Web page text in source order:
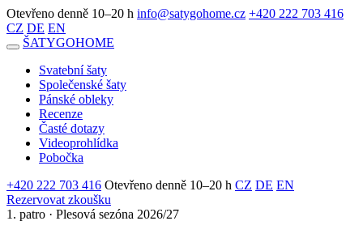
Otevřeno denně 10–20 h info@satygohome.cz +420 222 703 416
CZ DE EN
ŠATYGOHOME
Svatební šaty
Společenské šaty
Pánské obleky
Recenze
Časté dotazy
Videoprohlídka
Pobočka
+420 222 703 416 Otevřeno denně 10–20 h CZ DE EN
Rezervovat zkoušku
1. patro · Plesová sezóna 2026/27